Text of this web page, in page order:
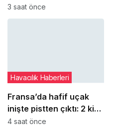
yolcu kelepçelenerek
uçaktan indirildi
3 saat önce
Fransa’da hafif uçak
inişte pistten çıktı: 2 kişi
yaralandı
Havacılık Haberleri
4 saat önce